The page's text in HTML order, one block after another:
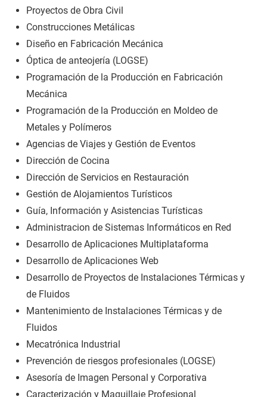
Proyectos de Obra Civil
Construcciones Metálicas
Diseño en Fabricación Mecánica
Óptica de anteojería (LOGSE)
Programación de la Producción en Fabricación
Mecánica
Programación de la Producción en Moldeo de
Metales y Polímeros
Agencias de Viajes y Gestión de Eventos
Dirección de Cocina
Dirección de Servicios en Restauración
Gestión de Alojamientos Turísticos
Guía, Información y Asistencias Turísticas
Administracion de Sistemas Informáticos en Red
Desarrollo de Aplicaciones Multiplataforma
Desarrollo de Aplicaciones Web
Desarrollo de Proyectos de Instalaciones Térmicas y
de Fluidos
Mantenimiento de Instalaciones Térmicas y de
Fluidos
Mecatrónica Industrial
Prevención de riesgos profesionales (LOGSE)
Asesoría de Imagen Personal y Corporativa
Caracterización y Maquillaje Profesional